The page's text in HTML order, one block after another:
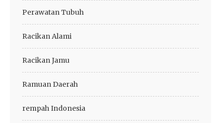
Perawatan Tubuh
Racikan Alami
Racikan Jamu
Ramuan Daerah
rempah Indonesia